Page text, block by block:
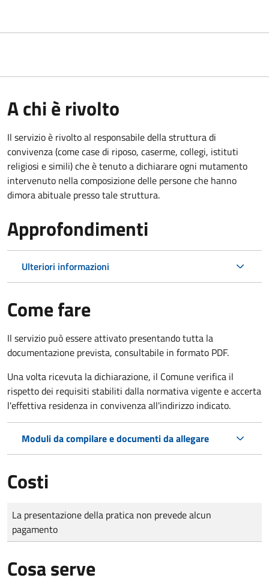
A chi è rivolto
Il servizio è rivolto al responsabile della struttura di
convivenza (come case di riposo, caserme, collegi, istituti
religiosi e simili) che è tenuto a dichiarare ogni mutamento
intervenuto nella composizione delle persone che hanno
dimora abituale presso tale struttura.
Approfondimenti
Ulteriori informazioni
Come fare
Il servizio può essere attivato presentando tutta la
documentazione prevista, consultabile in formato PDF.
Una volta ricevuta la dichiarazione, il Comune verifica il
rispetto dei requisiti stabiliti dalla normativa vigente e accerta
l'effettiva residenza in convivenza all'indirizzo indicato.
Moduli da compilare e documenti da allegare
Costi
Tipo di pagamento
Importo
La presentazione della pratica non prevede alcun
pagamento
Cosa serve